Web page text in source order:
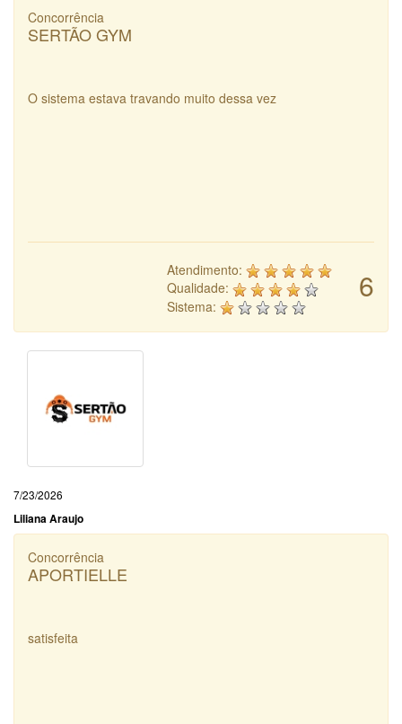
Concorrência
SERTÃO GYM
O sistema estava travando muito dessa vez
6
Atendimento:
Qualidade:
Sistema:
7/23/2026
Liliana Araujo
Concorrência
APORTIELLE
satisfeita